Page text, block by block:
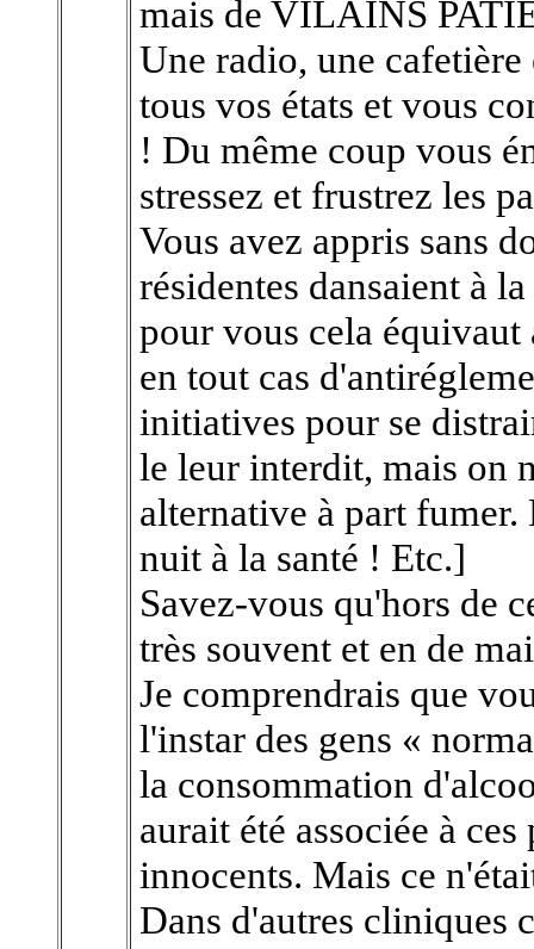
mais de VILAINS
Une radio, une
tous vos états et vous
! Du même coup vous
stressez et frustrez les
Vous avez appris sans
résidentes dansaient à
pour vous cela
en tout cas
initiatives pour se
le leur interdit, mais on
alternative à part
nuit à la santé ! Etc.]
Savez-vous qu'hors de
très souvent et en de
Je comprendrais que
l'instar des gens «
la consommation
aurait été associée à
innocents. Mais ce
Dans d'autres cliniques